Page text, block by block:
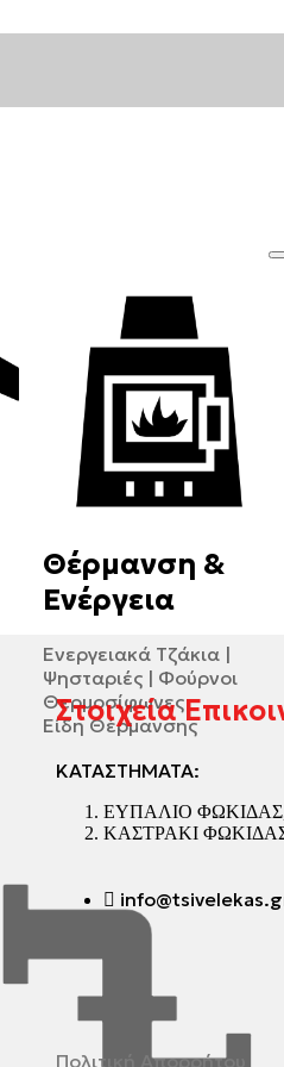
Θέρμανση &
Ενέργεια
Ενεργειακά Τζάκια |
Ψησταριές | Φούρνοι
Θερμοσίφωνες
Είδη Θέρμανσης
Στοιχεία
ΚΑΤΑΣΤΗΜΑΤΑ:
ΕΥΠΑΛΙΟ ΦΩΚΙΔΑΣ,
ΚΑΣΤΡΑΚΙ
Πολιτική Απορρήτου